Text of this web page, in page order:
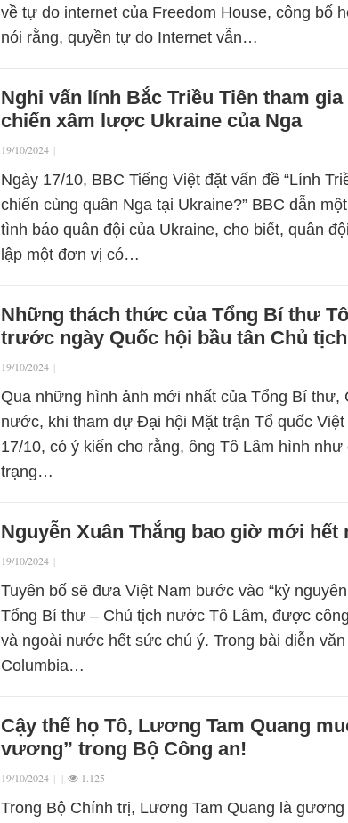
về tự do internet của Freedom House, công bố
nói rằng, quyền tự do Internet vẫn…
Nghi vấn lính Bắc Triều Tiên tham
chiến xâm lược Ukraine của Nga
19/10/2024 |
Ngày 17/10, BBC Tiếng Việt đặt vấn đề “Lính
chiến cùng quân Nga tại Ukraine?” BBC dẫn
tình báo quân đội của Ukraine, cho biết, quân
lập một đơn vị có…
Những thách thức của Tổng Bí thư
trước ngày Quốc hội bầu tân Chủ
19/10/2024 |
Qua những hình ảnh mới nhất của Tổng Bí thư,
nước, khi tham dự Đại hội Mặt trận Tổ quốc Việt
17/10, có ý kiến cho rằng, ông Tô Lâm hình như
trạng…
Nguyễn Xuân Thắng bao giờ mới hết
19/10/2024 |
Tuyên bố sẽ đưa Việt Nam bước vào “kỷ
Tổng Bí thư – Chủ tịch nước Tô Lâm, được
và ngoài nước hết sức chú ý. Trong bài diễn
Columbia…
Cậy thế họ Tô, Lương Tam Quang
vương” trong Bộ Công an!
19/10/2024 | | 1.125
Trong Bộ Chính trị, Lương Tam Quang là